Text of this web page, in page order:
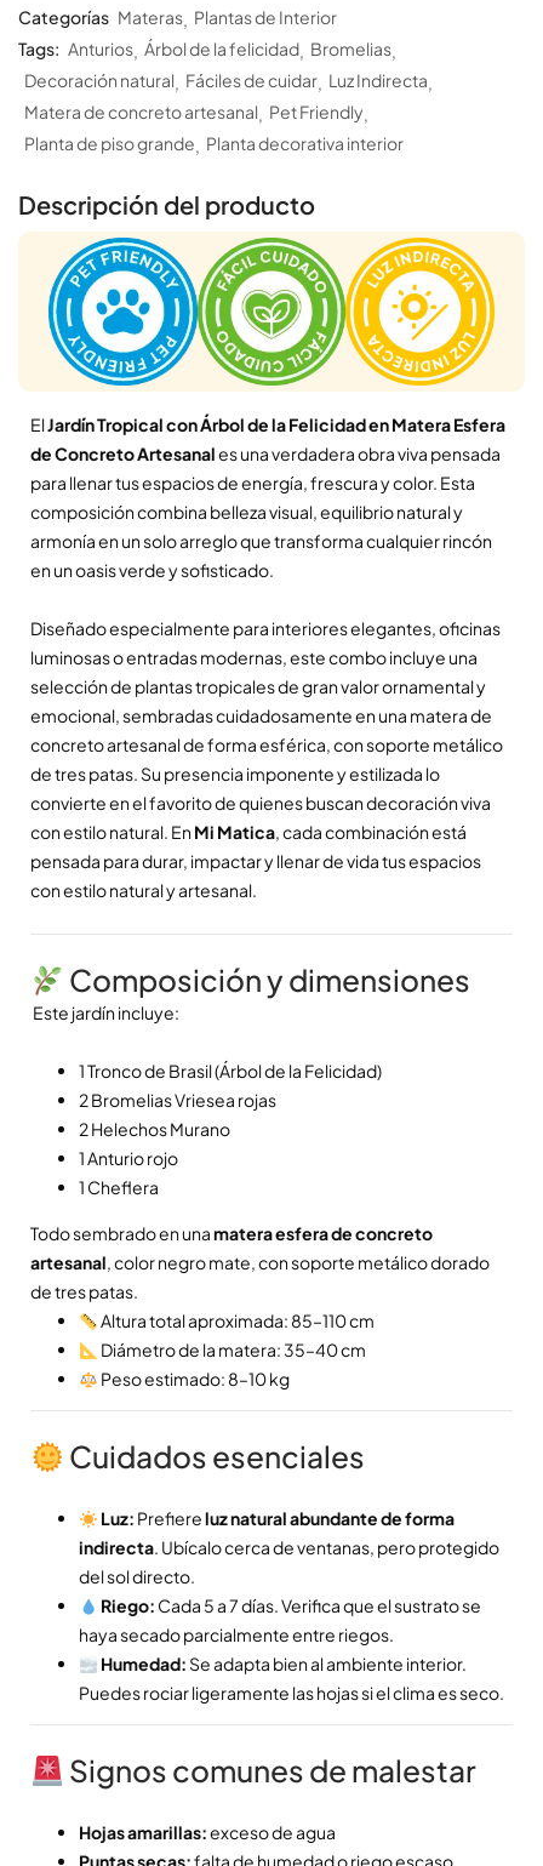
Categorías Materas Plantas de Interior
Tags: Anturios Árbol de la felicidad Bromelias
Decoración natural
Fáciles de cuidar Luz Indirecta
Matera de concreto artesanal
Pet Friendly
Planta de piso grande
Planta decorativa interior
Descripción del producto
ElJardín Tropical con Árbol de la Felicidad en Matera Esfera
de Concreto Artesanales una verdadera obra viva pensada
para llenar tus espacios de energía, frescura y color. Esta
composición combina belleza visual, equilibrio natural y
armonía en un solo arreglo que transforma cualquier rincón
en un oasis verde y sofisticado.
Diseñado especialmente para interiores elegantes, oficinas
luminosas o entradas modernas, este combo incluye una
selección de plantas tropicales de gran valor ornamental y
emocional, sembradas cuidadosamente en una matera de
concreto artesanal de forma esférica, con soporte metálico
de tres patas. Su presencia imponente y estilizada lo
convierte en el favorito de quienes buscan decoración viva
con estilo natural. En Mi Matica, cada combinación está
pensada para durar, impactar y llenar de vida tus espacios
con estilo natural y artesanal.
Composición y dimensiones
Este jardín incluye:
1 Tronco de Brasil (Árbol de la Felicidad)
2Bromelias Vriesea rojas
2 Helechos Murano
1 Anturio rojo
1 Cheflera
Todo sembrado en unamatera esfera de concreto
artesanal, color negro mate, con soporte metálico dorado
de tres patas.
Altura total aproximada: 85–110 cm
Diámetro de la matera: 35–40 cm
Peso estimado: 8–10 kg
Cuidados esenciales
Luz: Prefiereluz natural abundante de forma
indirecta. Ubícalo cerca de ventanas, pero protegido
del sol directo.
Riego: Cada 5 a 7 días. Verifica que el sustrato se
haya secado parcialmente entre riegos.
Humedad: Se adapta bien al ambiente interior.
Puedes rociar ligeramente las hojas si el clima es seco.
Signos comunes de malestar
Hojas amarillas:exceso de agua
Puntas secas:falta de humedad o riego escaso